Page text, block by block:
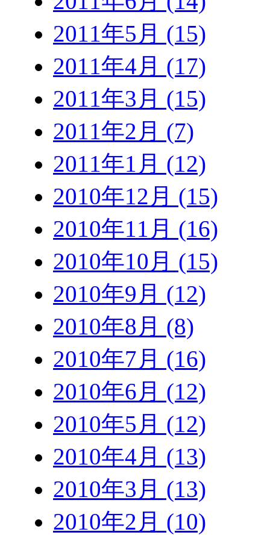
2011年5月 (15)
2011年4月 (17)
2011年3月 (15)
2011年2月 (7)
2011年1月 (12)
2010年12月 (15)
2010年11月 (16)
2010年10月 (15)
2010年9月 (12)
2010年8月 (8)
2010年7月 (16)
2010年6月 (12)
2010年5月 (12)
2010年4月 (13)
2010年3月 (13)
2010年2月 (10)